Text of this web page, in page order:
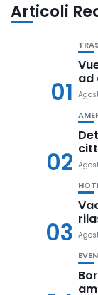
Articoli
01 ad
02
03